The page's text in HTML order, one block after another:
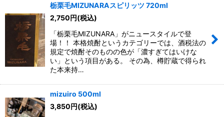
栃栗毛MIZUNARAスピリッツ 720ml
2,750円(税込)
「栃栗毛MIZUNARA」がニュースタイルで登
場！！ 本格焼酎というカテゴリーでは、酒税法の
規定で焼酎そのものの色が「濃すぎてはいけな
い」という項目がある。 その為、樽貯蔵で得られ
た本来持…
mizuiro 500ml
3,850円(税込)